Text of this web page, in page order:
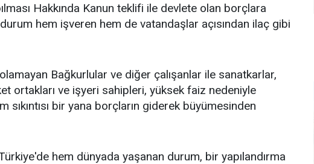
Hakkında Kanun teklifi ile devlete olan borçlara
hem işveren hem de vatandaşlar açısından ilaç gibi
Bağkurlular ve diğer çalışanlar ile sanatkarlar,
ortakları ve işyeri sahipleri, yüksek faiz nedeniyle
sıkıntısı bir yana borçların giderek büyümesinden
hem dünyada yaşanan durum, bir yapılandırma